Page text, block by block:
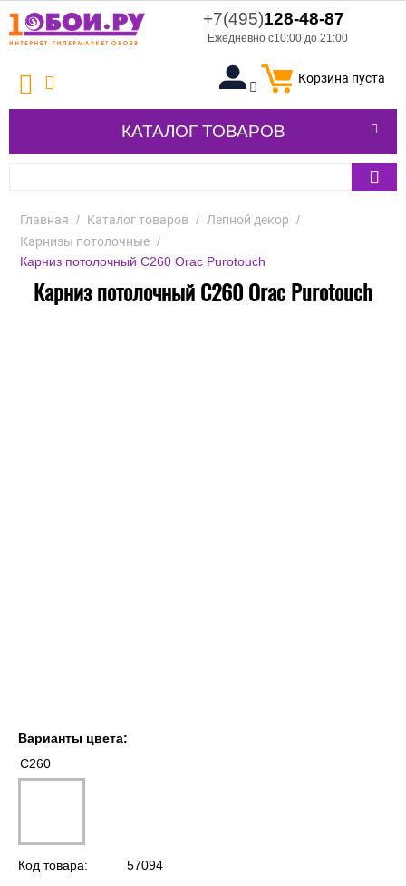
+7(495)128-48-87
Ежедневно с10:00 до 21:00
Корзина пуста
КАТАЛОГ ТОВАРОВ
Главная / Каталог товаров / Лепной декор /
Карнизы потолочные /
Карниз потолочный C260 Orac Purotouch
Карниз потолочный C260 Orac Purotouch
Варианты цвета:
C260
Код товара: 57094